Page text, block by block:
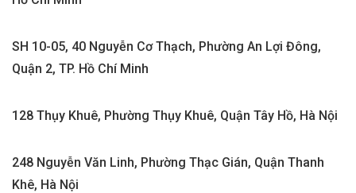
SH 10-05, 40 Nguyễn Cơ Thạch, Phường An Lợi Đông,
Quận 2, TP. Hồ Chí Minh
128 Thụy Khuê, Phường Thụy Khuê, Quận Tây Hồ, Hà Nội
248 Nguyễn Văn Linh, Phường Thạc Gián, Quận Thanh
Khê, Hà Nội